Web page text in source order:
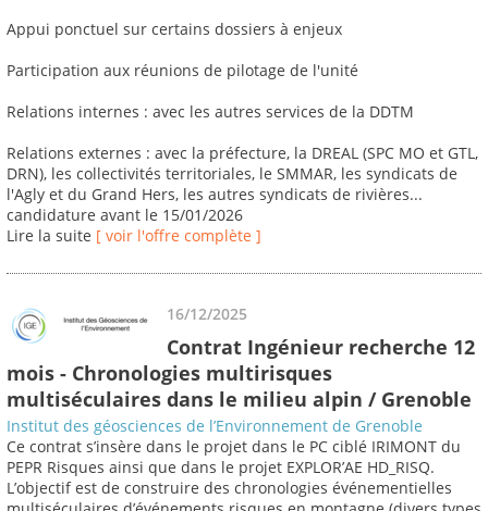
Appui ponctuel sur certains dossiers à enjeux
Participation aux réunions de pilotage de l'unité
Relations internes : avec les autres services de la DDTM
Relations externes : avec la préfecture, la DREAL (SPC MO et GTL,
DRN), les collectivités territoriales, le SMMAR, les syndicats de
l'Agly et du Grand Hers, les autres syndicats de rivières...
candidature avant le 15/01/2026
Lire la suite [ voir l'offre complète ]
16/12/2025
Contrat Ingénieur recherche 12
mois - Chronologies multirisques
multiséculaires dans le milieu alpin / Grenoble
Institut des géosciences de l’Environnement de Grenoble
Ce contrat s’insère dans le projet dans le PC ciblé IRIMONT du
PEPR Risques ainsi que dans le projet EXPLOR’AE HD_RISQ.
L’objectif est de construire des chronologies événementielles